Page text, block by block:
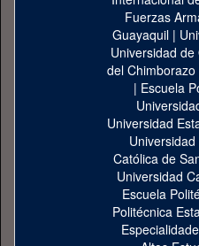
Fuerzas
Guayaquil|
Universidad de
del Chimborazo
| Escuela
Universidad
Católica de
Universidad
Escuela
Politécnica